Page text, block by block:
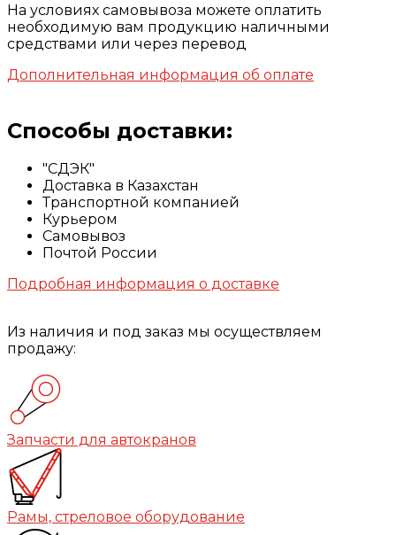
На условиях самовывоза можете оплатить
необходимую вам продукцию наличными
средствами или через перевод
Дополнительная информация об оплате
Способы доставки:
"СДЭК"
Доставка в Казахстан
Транспортной компанией
Курьером
Самовывоз
Почтой России
Подробная информация о доставке
Из наличия и под заказ мы осуществляем
продажу:
Запчасти для автокранов
Рамы, стреловое оборудование